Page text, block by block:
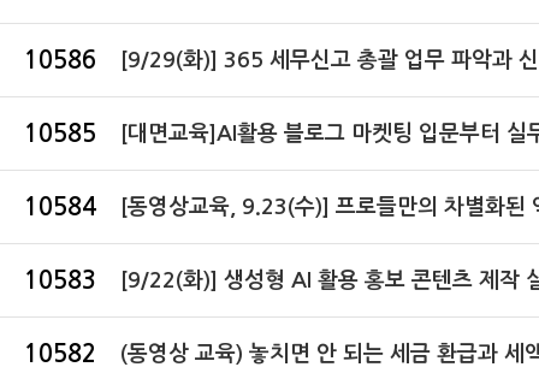
10586 [9/29(화)] 365 세무신고 총괄 업무 파악과
10585 [대면교육]AI활용 블로그 마켓팅 입문부터 실
10584 [동영상교육, 9.23(수)] 프로들만의 차별화된
10583 [9/22(화)] 생성형 AI 활용 홍보 콘텐츠 제작
10582 (동영상 교육) 놓치면 안 되는 세금 환급과 세